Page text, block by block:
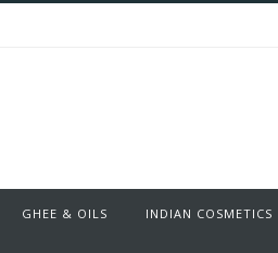
GHEE & OILS INDIAN COSMETICS